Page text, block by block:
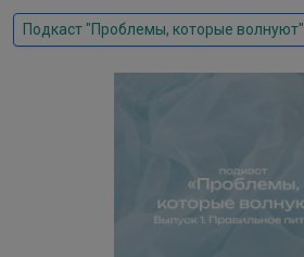
Подкаст "Проблемы, которые волнуют"